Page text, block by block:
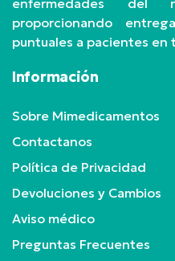
enfermedades
proporcionando
puntuales a pacientes en
Información
Sobre Mimedicamentos
Contactanos
Política de Privacidad
Devoluciones y Cambios
Aviso médico
Preguntas Frecuentes